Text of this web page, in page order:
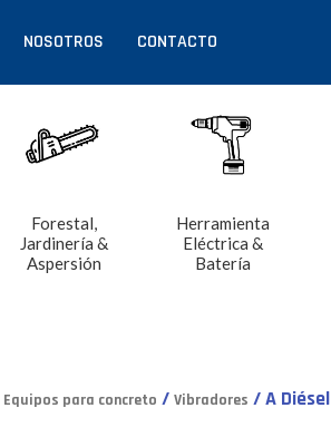
NOSOTROS CONTACTO
Forestal,
Jardinería &
Aspersión
Herramienta
Eléctrica &
Batería
Equipos para concreto / Vibradores / A Diésel